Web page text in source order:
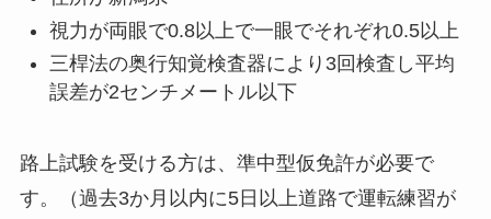
視力が両眼で0.8以上で一眼でそれぞれ0.5以上
三桿法の奥行知覚検査器により3回検査し平均
誤差が2センチメートル以下
路上試験を受ける方は、準中型仮免許が必要で
す。（過去3か月以内に5日以上道路で運転練習が